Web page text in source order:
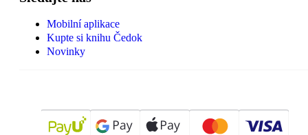
Mobilní aplikace
Kupte si knihu Čedok
Novinky